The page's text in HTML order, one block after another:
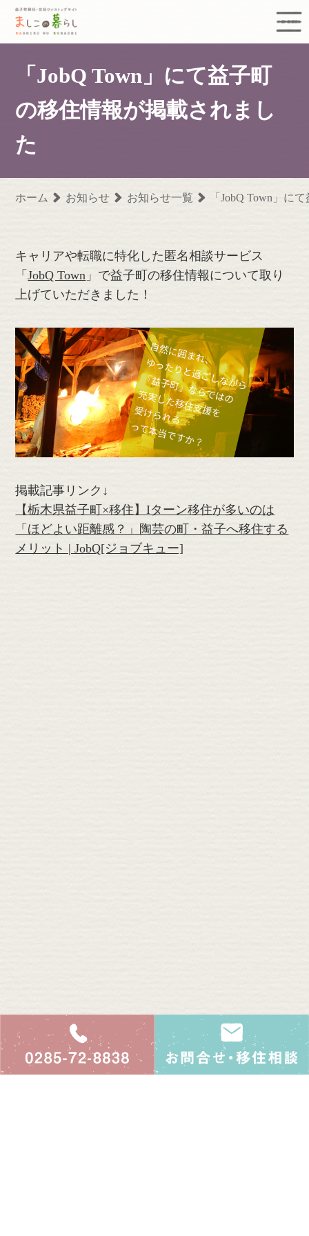
益子町移住定住ワンストップサイト ま
0285-72-8838
「JobQ Town」にて益子町
の移住情報が掲載されまし
た
ホーム お知らせ お知らせ一覧 「JobQ Town」に
キャリアや転職に特化した匿名相談サービス
「JobQ Town 」で益子町の移住情報について取り
上げていただきました！
掲載記事リンク↓
【栃木県益子町×移住】Iターン移住が多いのは
「ほどよい距離感？」陶芸の町・益子へ移住する
メリット | JobQ[ジョブキュー]